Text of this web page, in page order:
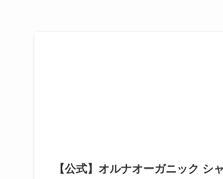
【公式】オルナオーガニック シ